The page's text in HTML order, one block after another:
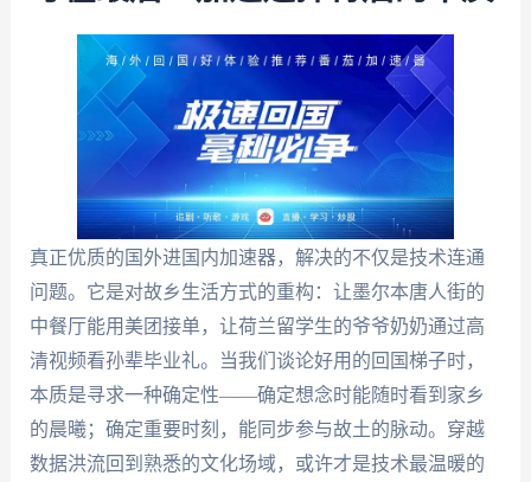
真正优质的国外进国内加速器，解决的不仅是技术连通
问题。它是对故乡生活方式的重构：让墨尔本唐人街的
中餐厅能用美团接单，让荷兰留学生的爷爷奶奶通过高
清视频看孙辈毕业礼。当我们谈论好用的回国梯子时，
本质是寻求一种确定性——确定想念时能随时看到家乡
的晨曦；确定重要时刻，能同步参与故土的脉动。穿越
数据洪流回到熟悉的文化场域，或许才是技术最温暖的